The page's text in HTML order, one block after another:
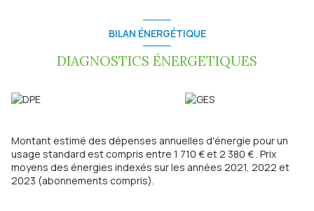
Une entrée avec placard
Une cuisine équipée
Trois chambres, dont deux avec placards intégrés
Un WC séparé
Fenêtres en bois double vitrage avec volets roulants
électriques
Climatisation réversible dans le séjour
Localisation idéale :
Accès facile :À seulement 5 minutes de l'autoroute A7 (sortie
BILAN ÉNERGÉTIQUE
DIAGNOSTICS ÉNERGETIQUES
Montant estimé des dépenses annuelles d'énergie pour un
usage standard est compris entre 1 710 € et 2 380 € . Prix
moyens des énergies indexés sur les années 2021, 2022 et
2023 (abonnements compris).